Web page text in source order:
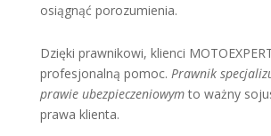
osiągnąć porozumienia.
Dzięki prawnikowi, klienci
profesjonalną pomoc. Prawnik
prawie ubezpieczeniowymto ważny
prawa klienta.